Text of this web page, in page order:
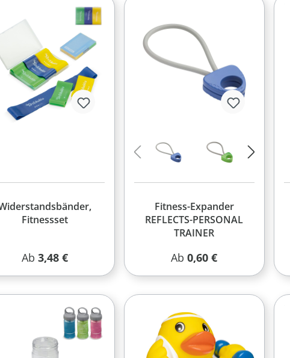
Fitnessset
Regulärer Preis:
Ab3,48 €
Fitness-Expander
REFLECTS-PERSONAL
TRAINER
Regulärer Preis:
Ab0,60 €